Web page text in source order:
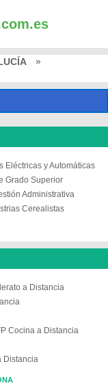
»
Eléctricas y Automáticas
Grado Superior
Administrativa
Cerealistas
a Distancia
Cocina a Distancia
Distancia